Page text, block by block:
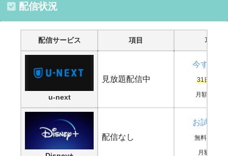
配信状況
配信サービス 項目 項目
u-next
見放題配信中
今すぐ鑑
31日間無料
月額2,189
配信なし
お試し登
無料期間な
月額990円